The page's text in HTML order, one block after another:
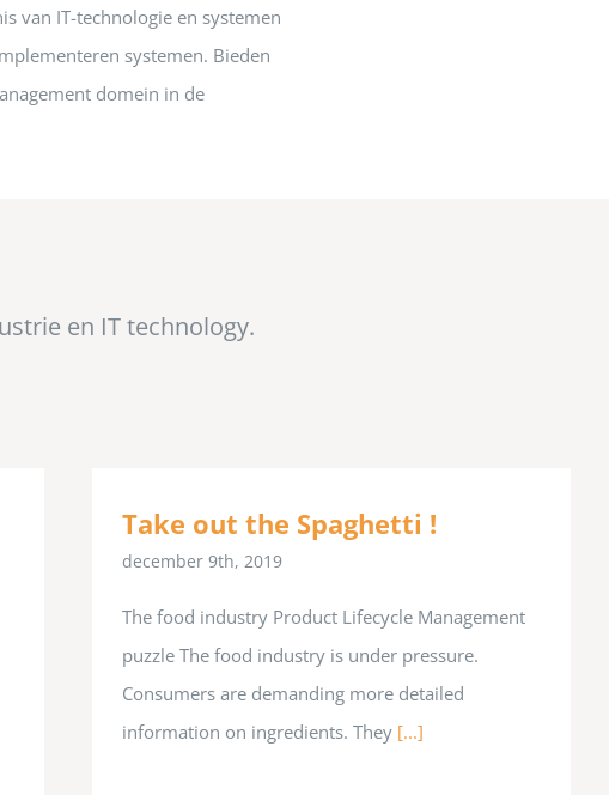
van IT-technologie en systemen
systemen. Bieden
domein in de
en IT technology.
Take out the Spaghetti !
december 9th, 2019
The food industry Product Lifecycle Management
puzzle The food industry is under pressure.
Consumers are demanding more detailed
information on ingredients. They [...]